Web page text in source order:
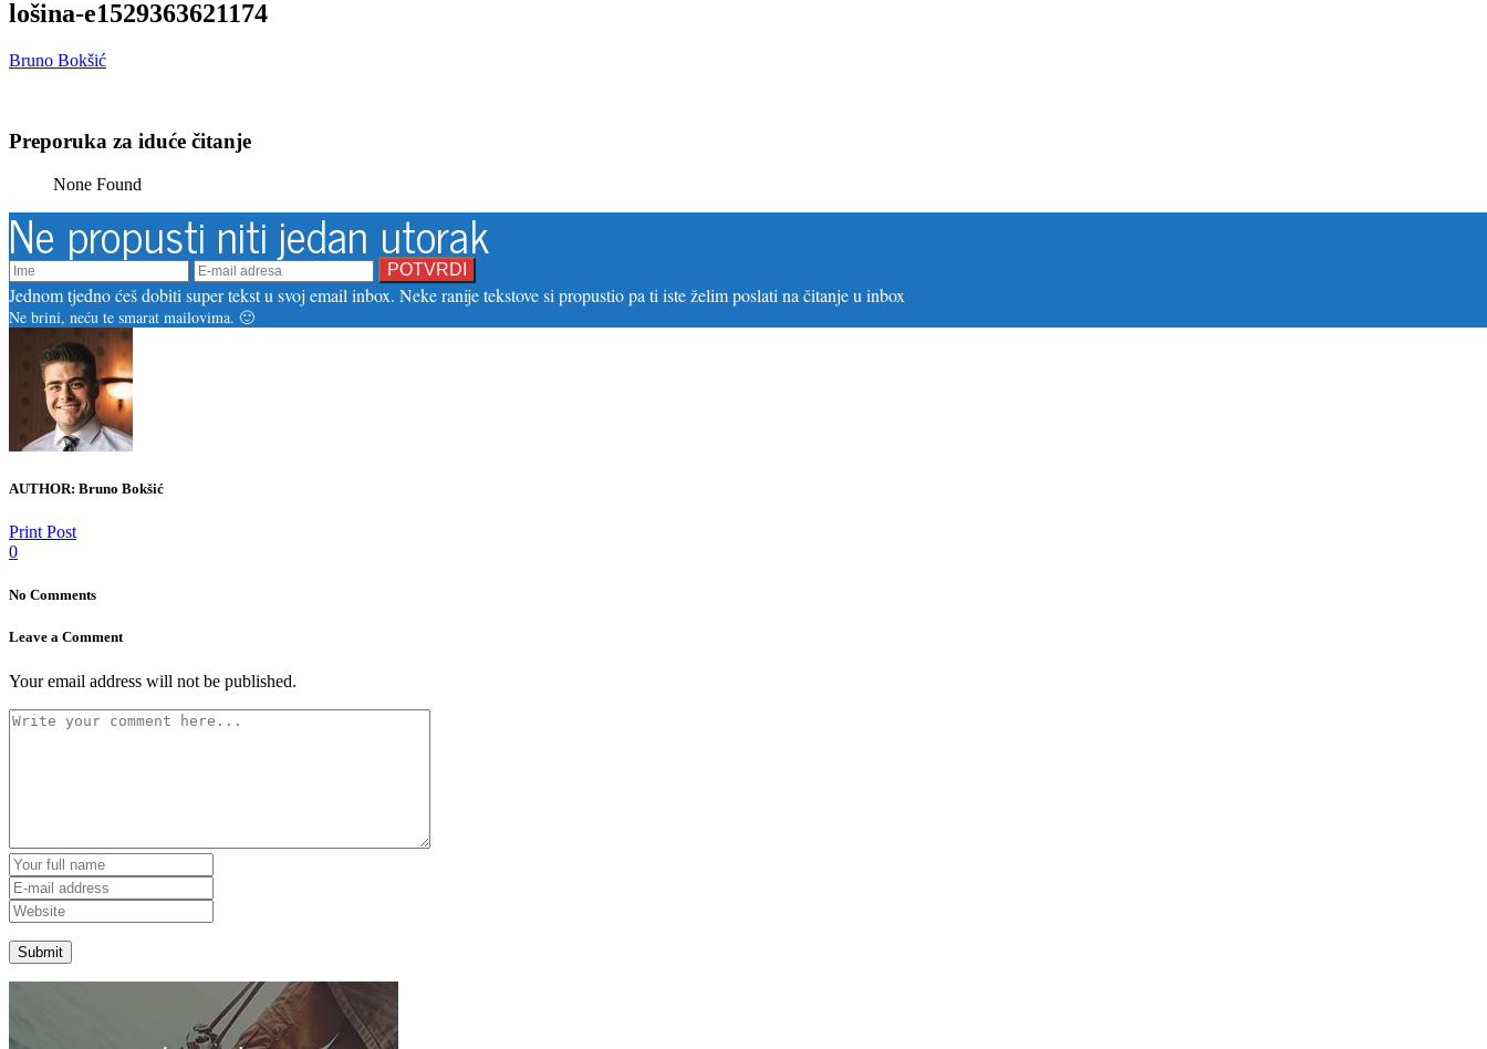
lošina-e1529363621174
Bruno Bokšić
Preporuka za iduće čitanje
None Found
Ne propusti niti jedan utorak
Jednom tjedno ćeš dobiti super tekst u svoj email inbox. Neke ranije tekstove si propustio pa ti iste želim poslati na čitanje u inbox
Ne brini, neću te smarat mailovima. 🙂
AUTHOR: Bruno Bokšić
Print Post
0
No Comments
Leave a Comment
Your email address will not be published.